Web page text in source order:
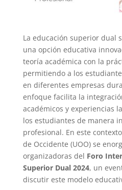
La educación superior dual
una opción educativa
teoría académica con la
permitiendo a los
en diferentes empresas
enfoque facilita la
académicos y experiencias
los estudiantes de manera
profesional. En este
de Occidente (UOO) se
organizadoras del Foro
Superior Dual 2024, un
discutir este modelo